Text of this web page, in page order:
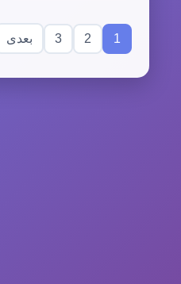
1
2
3 بعدی